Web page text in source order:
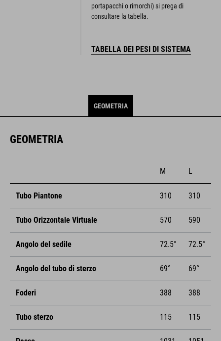
portapacchi o rimorchi) si prega di
consultare la tabella.
TABELLA DEI PESI DI SISTEMA
GEOMETRIA
GEOMETRIA
M L
Tubo Piantone 310 310
Tubo Orizzontale Virtuale 570 590
Angolo del sedile 72.5° 72.5°
Angolo del tubo di sterzo 69° 69°
Foderi 388 388
Tubo sterzo 115 115